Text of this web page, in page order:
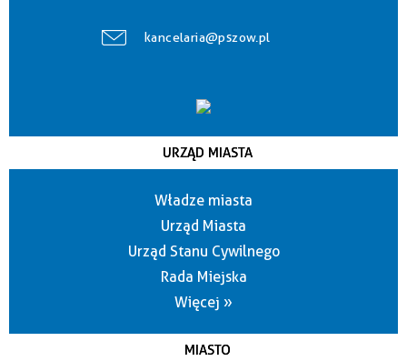
kancelaria@pszow.pl
URZĄD MIASTA
Władze miasta
Urząd Miasta
Urząd Stanu Cywilnego
Rada Miejska
Więcej »
MIASTO